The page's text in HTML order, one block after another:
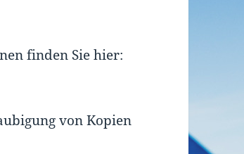
finden Sie hier:
von Kopien